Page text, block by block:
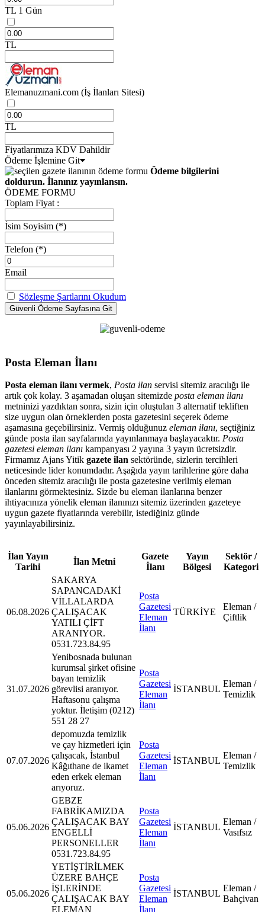
TL 1 Gün
TL
Elemanuzmani.com (İş İlanları Sitesi)
TL
Fiyatlarımıza KDV Dahildir
Ödeme İşlemine Git
Ödeme bilgilerini
doldurun. İlanınız yayınlansın.
ÖDEME FORMU
Toplam Fiyat :
İsim Soyisim (*)
Telefon (*)
Email
Sözleşme Şartlarını Okudum
Posta Eleman İlanı
Posta eleman ilanı vermek, Posta ilan servisi sitemiz aracılığı ile
artık çok kolay. 3 aşamadan oluşan sitemizde posta eleman ilanı
metninizi yazdıktan sonra, sizin için oluştulan 3 alternatif tekliften
size uygun olan örneklerden posta gazetesini seçerek ödeme
aşamasına geçebilirsiniz. Vermiş olduğunuz eleman ilanı, seçtiğiniz
günde posta ilan sayfalarında yayınlanmaya başlayacaktır. Posta
gazetesi eleman ilanı kampanyası 2 yayına 3 yayın ücretsizdir.
Firmamız Ajans Yitik gazete ilan sektöründe, sizlerin tercihleri
neticesinde lider konumdadır. Aşağıda yayın tarihlerine göre daha
önceden sitemiz aracılığı ile posta gazetesine verilmiş eleman
ilanlarını görmektesiniz. Sizde bu eleman ilanlarına benzer
ihtiyacınıza yönelik eleman ilanınızı sitemiz üzerinden gazeteye
uygun gazete fiyatlarında verebilir, istediğiniz günde
yayınlayabilirsiniz.
İlan Yayın
Tarihi
İlan Metni
Gazete
İlanı
Yayın
Bölgesi
Sektör /
Kategori
06.08.2026
SAKARYA
SAPANCADAKİ
VİLLALARDA
ÇALIŞACAK
YATILI ÇİFT
ARANIYOR.
0531.723.84.95
Posta
Gazetesi
Eleman
İlanı
TÜRKİYE
Eleman /
Çiftlik
31.07.2026
Yenibosnada bulunan
kurumsal şirket ofisine
bayan temizlik
görevlisi aranıyor.
Haftasonu çalışma
yoktur. İletişim (0212)
551 28 27
Posta
Gazetesi
Eleman
İlanı
İSTANBUL
Eleman /
Temizlik
07.07.2026
depomuzda temizlik
ve çay hizmetleri için
çalışacak, İstanbul
Kâğıthane de ikamet
eden erkek eleman
arıyoruz.
Posta
Gazetesi
Eleman
İlanı
İSTANBUL
Eleman /
Temizlik
05.06.2026
GEBZE
FABRİKAMIZDA
ÇALIŞACAK BAY
ENGELLİ
PERSONELLER
0531.723.84.95
Posta
Gazetesi
Eleman
İlanı
İSTANBUL
Eleman /
Vasıfsız
05.06.2026
YETİŞTİRİLMEK
ÜZERE BAHÇE
İŞLERİNDE
ÇALIŞACAK BAY
ELEMAN
Posta
Gazetesi
Eleman
İlanı
İSTANBUL
Eleman /
Bahçivan